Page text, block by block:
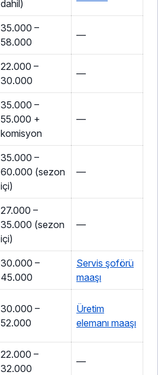
dahil)
35.000 –
58.000
—
22.000 –
30.000
—
35.000 –
55.000 +
komisyon
—
35.000 –
60.000 (sezon
içi)
—
27.000 –
35.000 (sezon
içi)
—
30.000 –
45.000
Servis şoförü
maaşı
30.000 –
52.000
Üretim
elemanı maaşı
22.000 –
32.000
—